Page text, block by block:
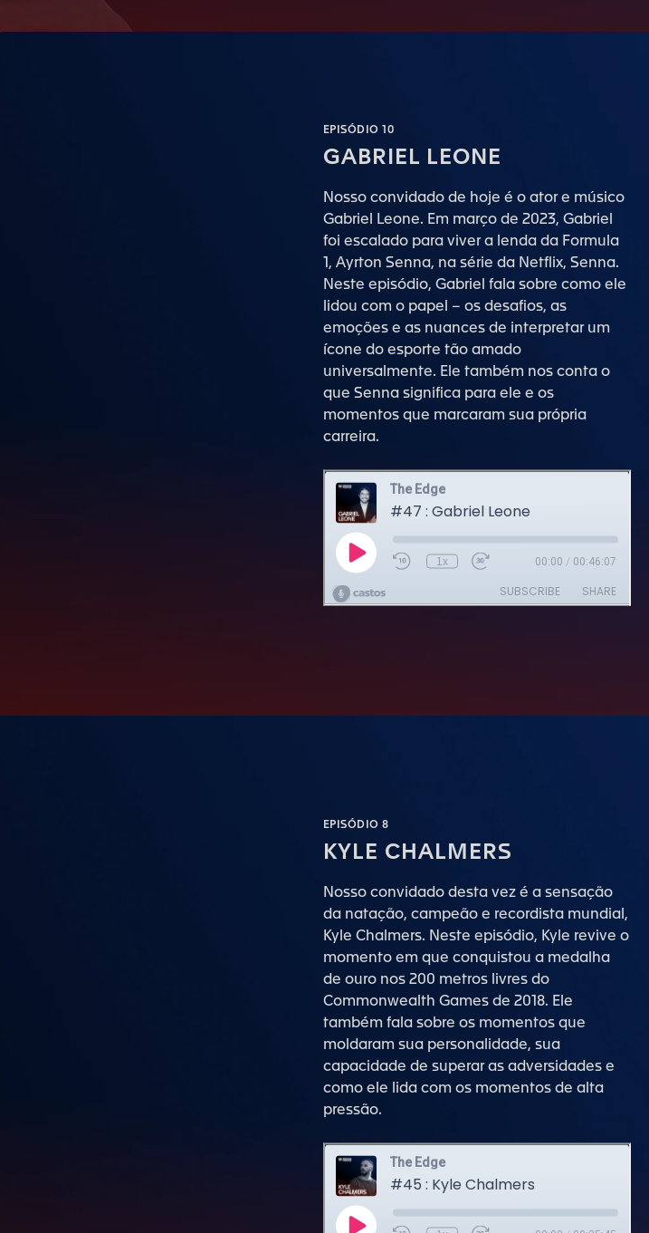
EPISÓDIO 10
GABRIEL LEONE
Nosso convidado de hoje é o ator e músico
Gabriel Leone. Em março de 2023, Gabriel
foi escalado para viver a lenda da Formula
1, Ayrton Senna, na série da Netflix, Senna.
Neste episódio, Gabriel fala sobre como ele
lidou com o papel – os desafios, as
emoções e as nuances de interpretar um
ícone do esporte tão amado
universalmente. Ele também nos conta o
que Senna significa para ele e os
momentos que marcaram sua própria
carreira.
EPISÓDIO 8
KYLE CHALMERS
Nosso convidado desta vez é a sensação
da natação, campeão e recordista mundial,
Kyle Chalmers. Neste episódio, Kyle revive o
momento em que conquistou a medalha
de ouro nos 200 metros livres do
Commonwealth Games de 2018. Ele
também fala sobre os momentos que
moldaram sua personalidade, sua
capacidade de superar as adversidades e
como ele lida com os momentos de alta
pressão.